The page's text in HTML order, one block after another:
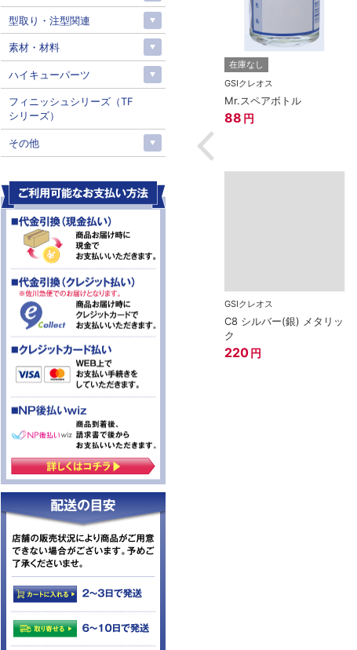
ーカーEX 光の
ー
在庫なし
Mr.サーフェイサー1000
608円
在庫なし
GSIクレオス
Mr.スペアボトル
88 円
GSIクレオス
C8 シルバー(銀) メタリッ
ク
220 円
型取り・注型関連
素材・材料
ハイキューパーツ
フィニッシュシリーズ（TF
シリーズ）
その他